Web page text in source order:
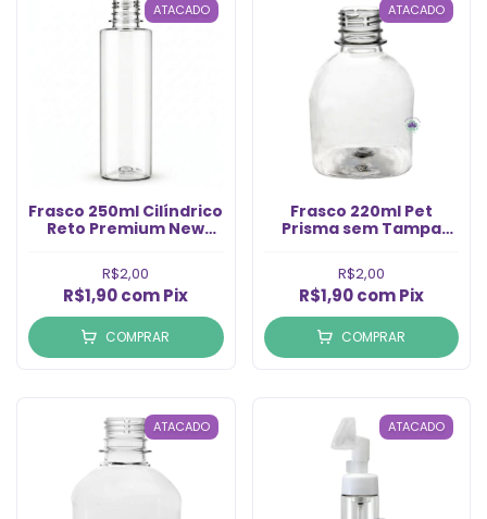
ATACADO
Frasco 250ml Cilíndrico
Reto Premium New
28/410 (Un)
R$2,00
R$1,90comPix
COMPRAR
ATACADO
Frasco 220ml Pet
Prisma sem Tampa
R$2,00
R$1,90com Pix
COMPRAR
ATACADO ATACADO